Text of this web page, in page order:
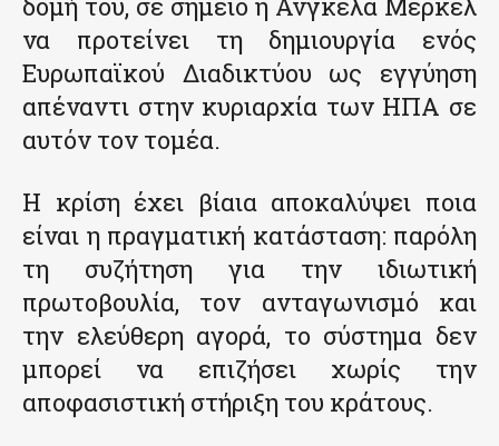
να προτείνει τη δημιουργία ενός
Ευρωπαϊκού Διαδικτύου ως εγγύηση
απέναντι στην κυριαρχία των ΗΠΑ σε
αυτόν τον τομέα.
Η κρίση έχει βίαια αποκαλύψει ποια
είναι η πραγματική κατάσταση: παρόλη
τη συζήτηση για την ιδιωτική
πρωτοβουλία, τον ανταγωνισμό και
την ελεύθερη αγορά, το σύστημα δεν
μπορεί να επιζήσει χωρίς την
αποφασιστική στήριξη του κράτους.